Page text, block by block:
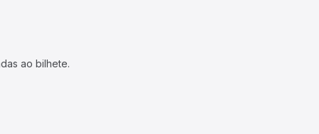
ao bilhete.